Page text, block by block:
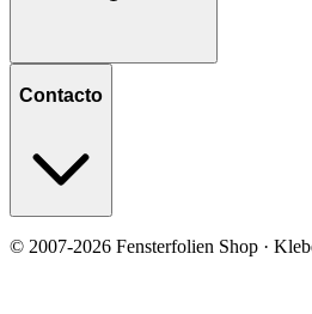
Contacto
© 2007-2026 Fensterfolien Shop ·